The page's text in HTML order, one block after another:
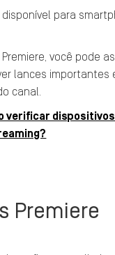
disponível para
você pode
lances importantes
canal.
verificar
Premiere